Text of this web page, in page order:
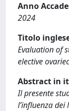
Anno
2024
Titolo
Evaluation of
elective
Abstract in
Il presente
l’influenza dei